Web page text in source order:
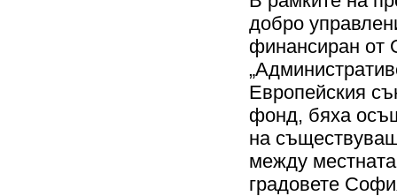
добро
финансиран от
Европейския
фонд, бяха
на
между
градовете